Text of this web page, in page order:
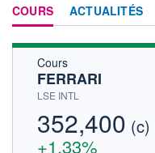
COURS ACTUALITÉS
Cours
FERRARI
LSE INTL
352,400 (c)
+1,33%